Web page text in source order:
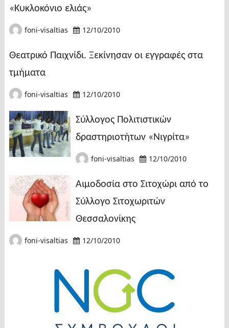
«Κυκλοκόνιο ελιάς»
foni-visaltias 12/10/2010
Θεατρικό Παιχνίδι. Ξεκίνησαν οι εγγραφές στα
τμήματα
foni-visaltias 12/10/2010
Σύλλογος Πολιτιστικών
δραστηριοτήτων «Νιγρίτα»
foni-visaltias 12/10/2010
Αιμοδοσία στο Σιτοχώρι από το
Σύλλογο Σιτοχωριτών
Θεσσαλονίκης
foni-visaltias 12/10/2010